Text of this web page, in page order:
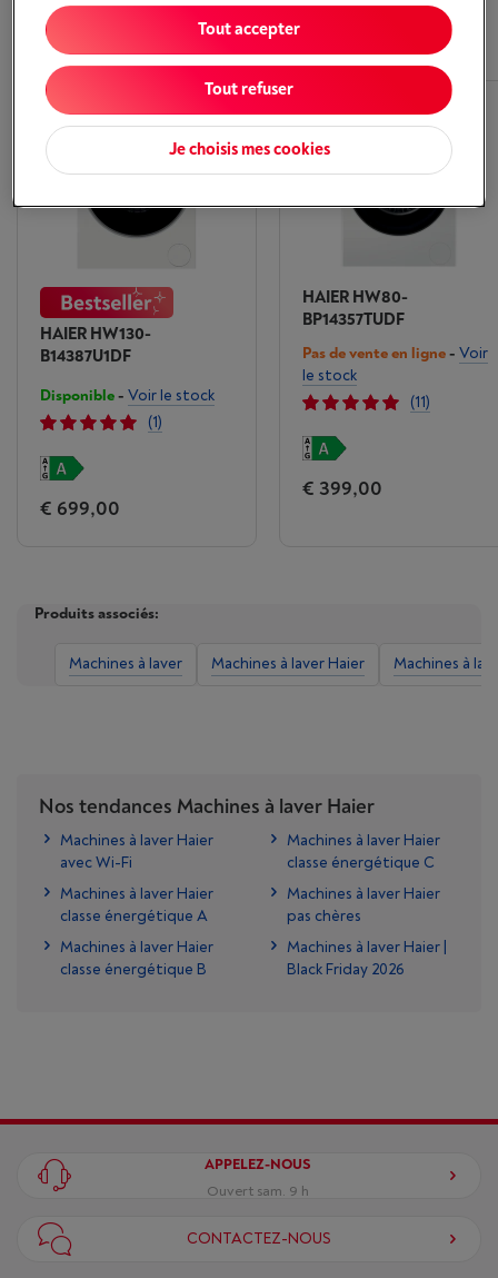
Machines à laver Haier - Les articles les plus
populaires
HAIER HW130-
B14387U1DF
Disponible- Voir le stock
(1)
€ 699,00
HAIER HW80-
BP14357TUDF
Pas de vente en ligne- Voir
le stock
(11)
€ 399,00
Produits associés:
Machines à laver Machines à laver Haier Machines à
Nos tendances Machines à laver Haier
Machines à laver Haier
avec Wi-Fi
Machines à laver Haier
classe énergétique A
Machines à laver Haier
classe énergétique B
Machines à laver Haier
classe énergétique C
Machines à laver Haier
pas chères
Machines à laver Haier |
Black Friday 2026
APPELEZ-NOUS
Ouvert sam. 9 h
CONTACTEZ-NOUS
Je choisis mes cookies
Tout refuser
Tout accepter